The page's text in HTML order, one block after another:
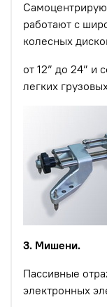
работают с
колесных
от 12” до 24” и
легких
3. Мишени.
Пассивные
электронных